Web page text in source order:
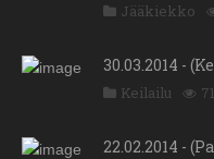
Jääkiekko
30.03.2014 -
Keilailu
22.02.2014 -